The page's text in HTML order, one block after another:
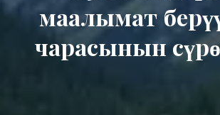
маалымат
чарасынын